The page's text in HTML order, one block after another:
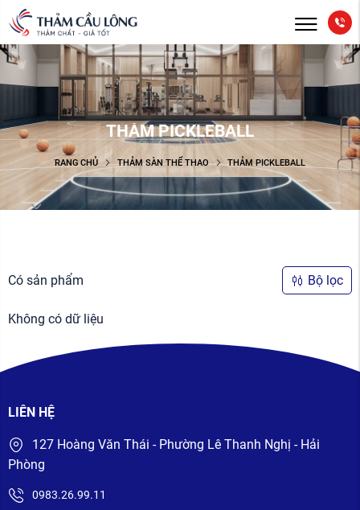
THẢM PICKLEBALL
TRANG CHỦ THẢM SÀN THỂ THAO THẢM PICKLEBALL
Có sản phẩm Bộ lọc
Không có dữ liệu
LIÊN HỆ
127 Hoàng Văn Thái - Phường Lê Thanh Nghị - Hải
Phòng
0983.26.99.11